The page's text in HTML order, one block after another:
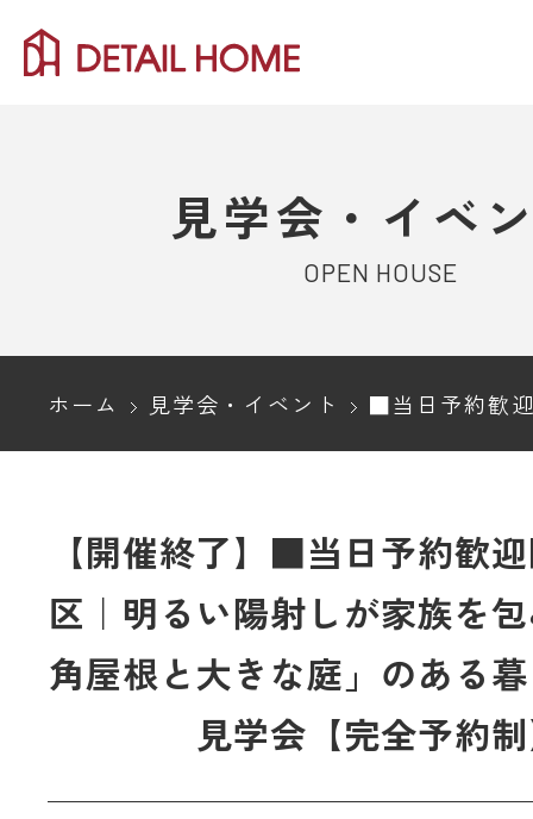
見学会・イベ
OPEN HOUSE
ホーム 見学会・イベント ■当日予約歓迎■新潟市西区｜明るい陽射しが家族を包みこむ「
【開催終了】■当日予約歓
区｜明るい陽射しが家族を
角屋根と大きな庭」のある
見学会【完全予約